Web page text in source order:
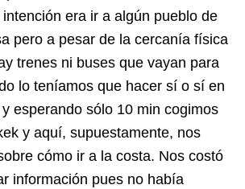
era ir a algún pueblo de
pero a pesar de la cercanía física
trenes ni buses que vayan para
lo teníamos que hacer sí o sí en
esperando sólo 10 min cogimos
y aquí, supuestamente, nos
cómo ir a la costa. Nos costó
información pues no había